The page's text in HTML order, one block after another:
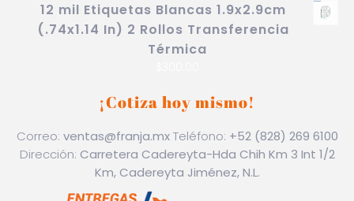
12 mil Etiquetas Blancas 1.9x2.9cm
(.74x1.14 In) 2 Rollos Transferencia
Térmica
¡Cotiza hoy mismo!
Correo: ventas@franja.mxTeléfono: +52 (828) 269 6100
Dirección: Carretera Cadereyta-Hda Chih Km 3 Int 1/2
Km, Cadereyta Jiménez, N.L.